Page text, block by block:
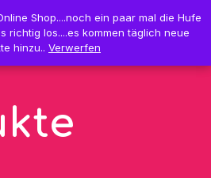
0 0,00 €
Shop....noch ein paar mal die Hufe
richtig los....es kommen täglich neue
hinzu.. Verwerfen
Shop....noch ein paar mal die Hufe
richtig los....es kommen täglich neue
hinzu.. Verwerfen